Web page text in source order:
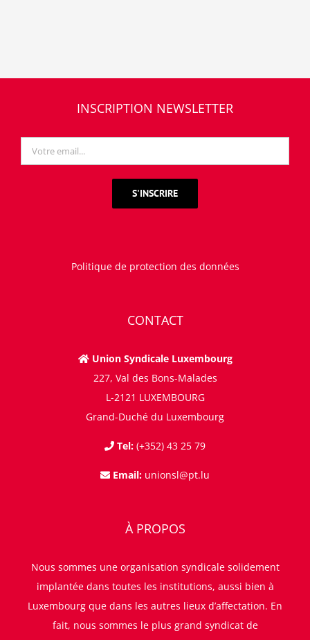
INSCRIPTION NEWSLETTER
Politique de protection des données
CONTACT
Union Syndicale Luxembourg
227, Val des Bons-Malades
L-2121 LUXEMBOURG
Grand-Duché du Luxembourg
Tel: (+352) 43 25 79
Email: unionsl@pt.lu
À PROPOS
Nous sommes une organisation syndicale solidement
implantée dans toutes les institutions, aussi bien à
Luxembourg que dans les autres lieux d’affectation. En
fait, nous sommes le plus grand syndicat de